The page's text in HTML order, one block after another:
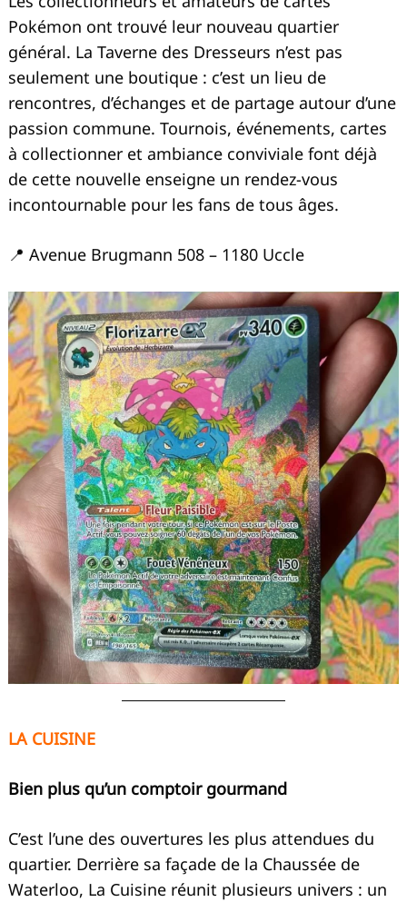
Pokémon ont trouvé leur nouveau quartier
général. La Taverne des Dresseurs n’est pas
seulement une boutique : c’est un lieu de
rencontres, d’échanges et de partage autour d’une
passion commune. Tournois, événements, cartes
à collectionner et ambiance conviviale font déjà
de cette nouvelle enseigne un rendez-vous
incontournable pour les fans de tous âges.
📍 Avenue Brugmann 508 – 1180 Uccle
LA CUISINE
Bien plus qu’un comptoir gourmand
C’est l’une des ouvertures les plus attendues du
quartier. Derrière sa façade de la Chaussée de
Waterloo, La Cuisine réunit plusieurs univers : un
Recherche
: